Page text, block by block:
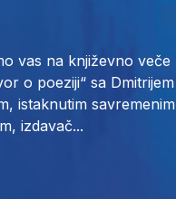
vas na književno veče
o poeziji“ sa Dmitrijem
istaknutim savremenim
izdavač...